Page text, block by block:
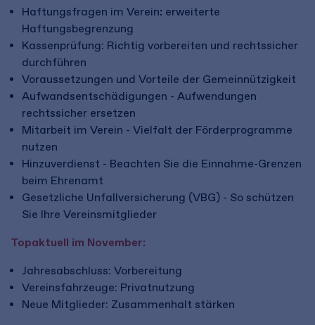
Haftungsfragen im Verein: erweiterte
Haftungsbegrenzung
Kassenprüfung: Richtig vorbereiten und rechtssicher
durchführen
Voraussetzungen und Vorteile der Gemeinnützigkeit
Aufwandsentschädigungen - Aufwendungen
rechtssicher ersetzen
Mitarbeit im Verein - Vielfalt der Förderprogramme
nutzen
Hinzuverdienst - Beachten Sie die Einnahme-Grenzen
beim Ehrenamt
Gesetzliche Unfallversicherung (VBG) - So schützen
Sie Ihre Vereinsmitglieder
Topaktuell im November:
Jahresabschluss: Vorbereitung
Vereinsfahrzeuge: Privatnutzung
Neue Mitglieder: Zusammenhalt stärken